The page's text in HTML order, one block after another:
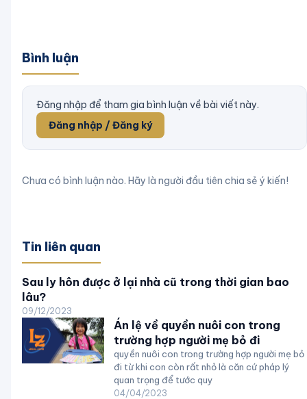
Bình luận
Đăng nhập để tham gia bình luận về bài viết này.
Đăng nhập / Đăng ký
Chưa có bình luận nào. Hãy là người đầu tiên chia sẻ ý kiến!
Tin liên quan
Sau ly hôn được ở lại nhà cũ trong thời gian bao
lâu?
09/12/2023
Án lệ về quyền nuôi con trong
trường hợp người mẹ bỏ đi
quyền nuôi con trong trường hợp người mẹ bỏ
đi từ khi con còn rất nhỏ là căn cứ pháp lý
quan trọng để tước quy
04/04/2023